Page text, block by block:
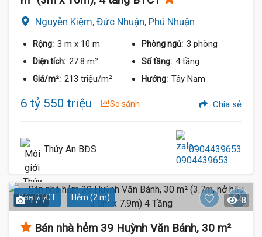
Nguyễn Kiệm, Đức Nhuận, Phú Nhuận
Rộng: 3 m x 10 m Phòng ngủ: 3 phòng
Diện tích: 27.8 m² Số tầng: 4 tầng
Giá/m²: 213 triệu/m² Hướng: Tây Nam
6 tỷ 550 triệu So sánh Chia sẻ
Thúy An BĐS 0904439653
Sàn BTCT Hẻm (2 m)
1 / 7 8
Bán nhà hẻm 39 Huỳnh Văn Bánh, 30 m²